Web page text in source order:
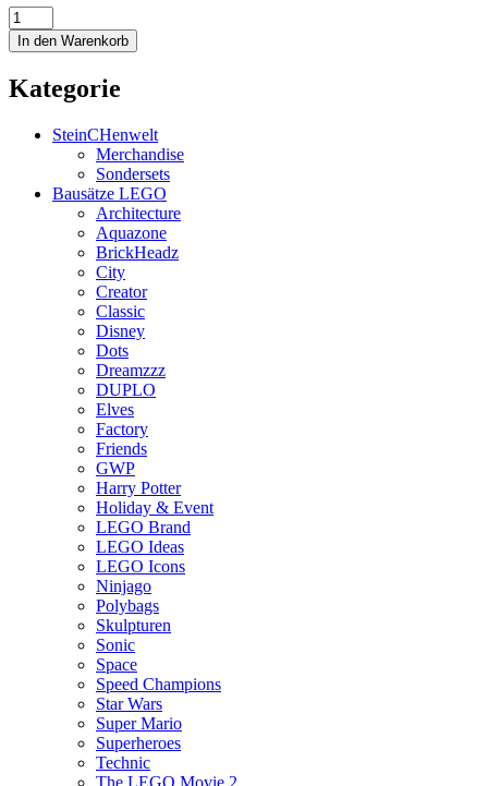
In den Warenkorb
Kategorie
SteinCHenwelt
Merchandise
Sondersets
Bausätze LEGO
Architecture
Aquazone
BrickHeadz
City
Creator
Classic
Disney
Dots
Dreamzzz
DUPLO
Elves
Factory
Friends
GWP
Harry Potter
Holiday & Event
LEGO Brand
LEGO Ideas
LEGO Icons
Ninjago
Polybags
Skulpturen
Sonic
Space
Speed Champions
Star Wars
Super Mario
Superheroes
Technic
The LEGO Movie 2